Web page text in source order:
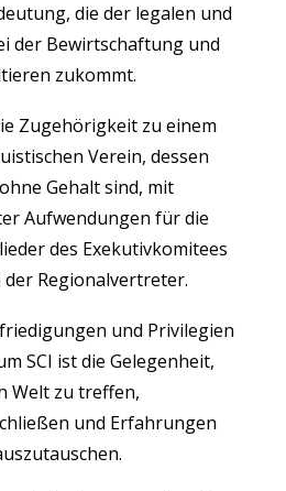
die der legalen und
der Bewirtschaftung und
zukommt.
Zugehörigkeit zu einem
Verein, dessen
Gehalt sind, mit
Aufwendungen für die
des Exekutivkomitees
Regionalvertreter.
und Privilegien
SCI ist die Gelegenheit,
Welt zu treffen,
und Erfahrungen